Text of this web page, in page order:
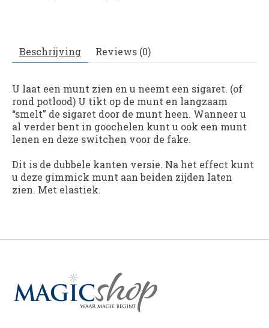
Beschrijving Reviews (0)
U laat een munt zien en u neemt een sigaret. (of
rond potlood) U tikt op de munt en langzaam
“smelt” de sigaret door de munt heen. Wanneer u
al verder bent in goochelen kunt u ook een munt
lenen en deze switchen voor de fake.
Dit is de dubbele kanten versie. Na het effect kunt
u deze gimmick munt aan beiden zijden laten
zien. Met elastiek.